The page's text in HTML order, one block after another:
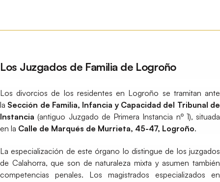
Los Juzgados de Familia de Logroño
Los divorcios de los residentes en Logroño se tramitan ante
la Sección de Familia, Infancia y Capacidad del Tribunal de
Instancia (antiguo Juzgado de Primera Instancia nº 1), situada
en la Calle de Marqués de Murrieta, 45-47, Logroño.
La especialización de este órgano lo distingue de los juzgados
de Calahorra, que son de naturaleza mixta y asumen también
competencias penales. Los magistrados especializados en